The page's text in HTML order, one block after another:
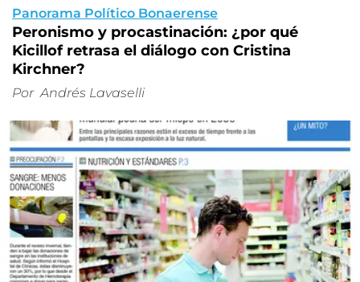
Panorama Político Bonaerense
Peronismo y procastinación: ¿por qué
Kicillof retrasa el diálogo con Cristina
Kirchner?
Por Andrés Lavaselli